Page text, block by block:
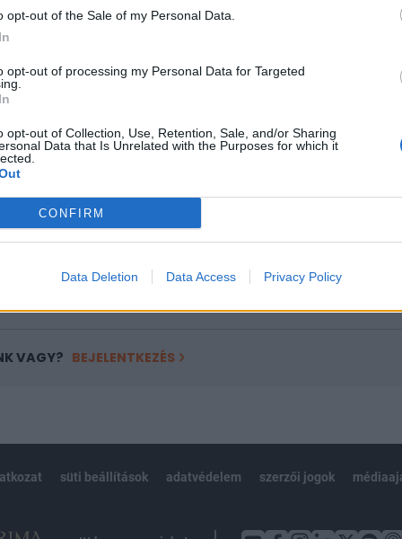
opt-out of the Sale of my Personal Data.
opt-out of processing my Personal Data for Targeted
opt-out of Collection, Use, Retention, Sale, and/or Sharing
Data that Is Unrelated with the Purposes for which it
CONFIRM
Data Deletion Data Access Privacy Policy
és felszerelésében. Emellett kiemelték az ukrán védelmi ipar
együttműködés elmélyítésének...
tartalmazza:
cikkarchívum
elmúlt 2 év napon belüli
VAGY? BEJELENTKEZÉS
süti beállítások adatvédelem szerzői jogok